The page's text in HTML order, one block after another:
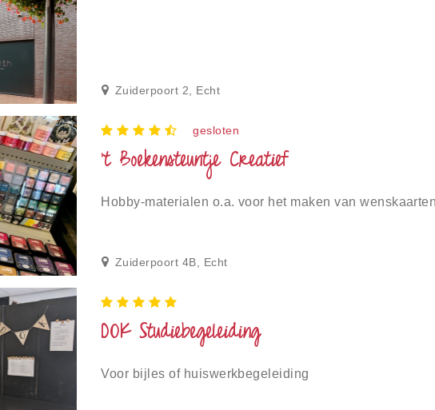
Zuiderpoort 2, Echt
gesloten
't Boekensteuntje Creatief
Hobby-materialen o.a. voor het maken van
Zuiderpoort 4B, Echt
DOK Studiebegeleiding
Voor bijles of huiswerkbegeleiding